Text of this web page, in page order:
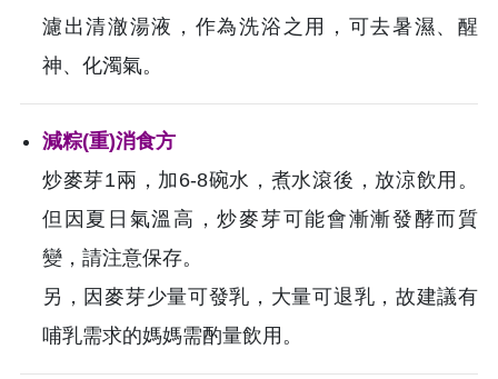
濾出清澈湯液，作為洗浴之用，可去暑濕、醒
神、化濁氣。
減粽(重)消食方
炒麥芽1兩，加6-8碗水，煮水滾後，放涼飲用。
但因夏日氣溫高，炒麥芽可能會漸漸發酵而質
變，請注意保存。
另，因麥芽少量可發乳，大量可退乳，故建議有
哺乳需求的媽媽需酌量飲用。